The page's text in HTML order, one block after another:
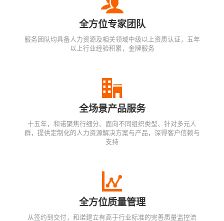
全方位专家团队
服务团队均具备人力资源及相关领域中级以上资质认证，五年
以上行业经验积累，金牌服务
全场景产品服务
十五年，和诺聚焦行细分、面向不同组织类型、针对多元人
群，提供定制化的人力资源解决方案与产品，深得客户信赖与
支持
全方位质量管理
从签约到交付，和诺建立有高于行业标准的完善质量监控流